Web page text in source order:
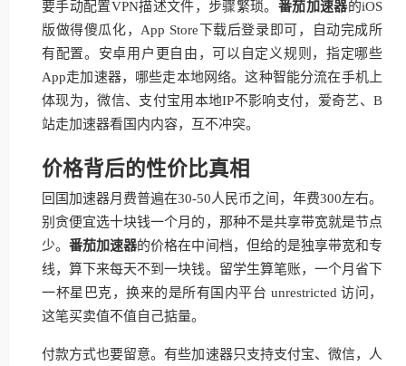
要手动配置VPN描述文件，步骤繁琐。 番茄加速器的iOS
版做得傻瓜化，App Store下载后登录即可，自动完成所
有配置。安卓用户更自由，可以自定义规则，指定哪些
App走加速器，哪些走本地网络。这种智能分流在手机上
体现为，微信、支付宝用本地IP不影响支付，爱奇艺、B
站走加速器看国内内容，互不冲突。
价格背后的性价比真相
回国加速器月费普遍在30-50人民币之间，年费300左右。
别贪便宜选十块钱一个月的，那种不是共享带宽就是节点
少。番茄加速器的价格在中间档，但给的是独享带宽和专
线，算下来每天不到一块钱。留学生算笔账，一个月省下
一杯星巴克，换来的是所有国内平台 unrestricted 访问，
这笔买卖值不值自己掂量。
付款方式也要留意。有些加速器只支持支付宝、微信，人